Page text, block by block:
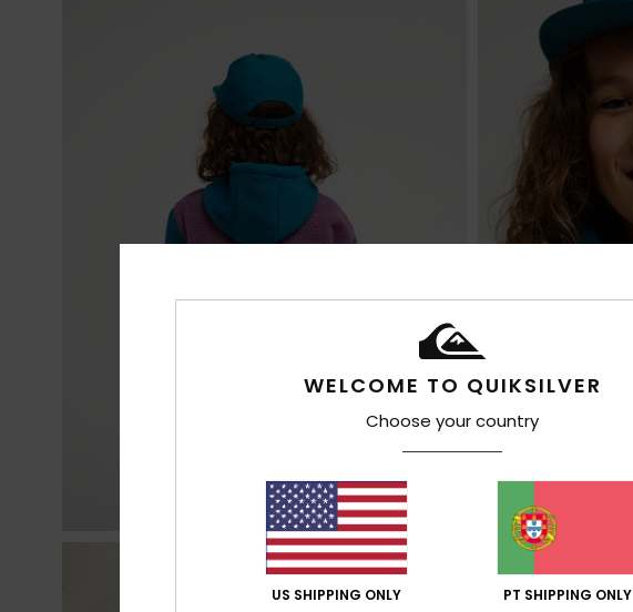
WELCOME TO QUIKSILVER
Choose your country
US SHIPPING ONLY PT SHIPPING ONLY